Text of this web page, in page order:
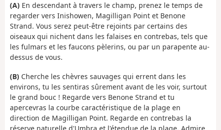
(A) En descendant à travers le champ, prenez le temps de
regarder vers Inishowen, Magilligan Point et Benone
Strand. Vous serez peut-être rejoints par certains des
oiseaux qui nichent dans les falaises en contrebas, tels que
les fulmars et les faucons pèlerins, ou par un parapente au-
dessus de vous.
(B) Cherche les chèvres sauvages qui errent dans les
environs, tu les sentiras sûrement avant de les voir, surtout
le grand bouc ! Regarde vers Benone Strand et tu
apercevras la courbe caractéristique de la plage en
direction de Magilligan Point. Regarde en contrebas la